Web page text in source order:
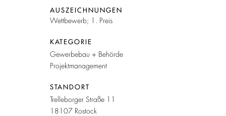
AUSZEICHNUNGEN
Wettbewerb; 1. Preis
KATEGORIE
Gewerbebau + Behörde
Projektmanagement
STANDORT
Trelleborger Straße 11
18107 Rostock